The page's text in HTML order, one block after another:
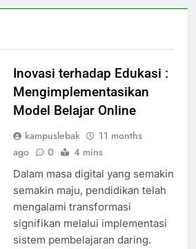
Inovasi terhadap Edukasi :
Mengimplementasikan
Model Belajar Online
kampuslebak
11 months
ago
0 4 mins
Dalam masa digital yang semakin
semakin maju, pendidikan telah
mengalami transformasi
signifikan melalui implementasi
sistem pembelajaran daring.